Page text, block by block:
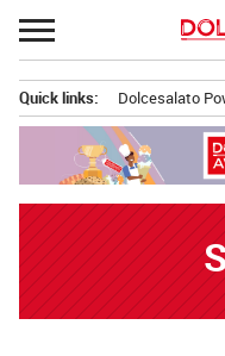
Passa
al
principale
Quick links: Dolcesalato